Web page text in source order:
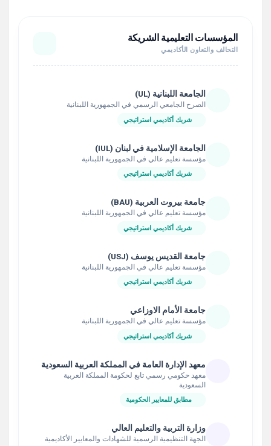
المؤسسات التعليمية الشريكة
التحالف والتعاون الأكاديمي
الجامعة اللبنانية (UL)
الصرح الجامعي الرسمي في الجمهورية اللبنانية
شريك أكاديمي استراتيجي
الجامعة الإسلامية في لبنان (IUL)
مؤسسة تعليم عالي في الجمهورية اللبنانية
شريك أكاديمي استراتيجي
جامعة بيروت العربية (BAU)
مؤسسة تعليم عالي في الجمهورية اللبنانية
شريك أكاديمي استراتيجي
جامعة القديس يوسف (USJ)
مؤسسة تعليم عالي في الجمهورية اللبنانية
شريك أكاديمي استراتيجي
جامعة الأمام الاوزاعي
مؤسسة تعليم عالي في الجمهورية اللبنانية
شريك أكاديمي استراتيجي
معهد الإدارة العامة في المملكة العربية السعودية
معهد حكومي رسمي تابع لحكومة المملكة العربية
السعودية
مطابق للمعايير الحكومية
وزارة التربية والتعليم العالي
الجهة التنظيمية الرسمية للشهادات والمعايير الأكاديمية